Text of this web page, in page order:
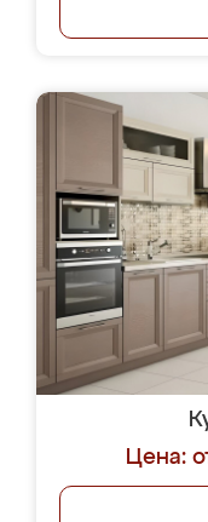
Цена: